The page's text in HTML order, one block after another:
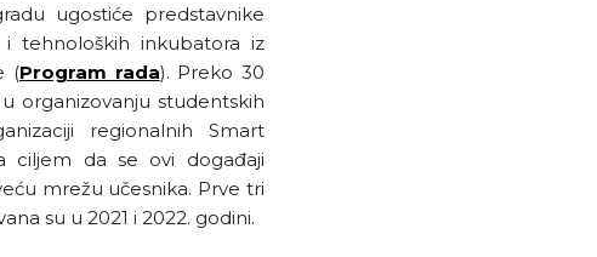
ugostiće predstavnike
tehnoloških inkubatora iz
(Program rada). Preko 30
organizovanju studentskih
regionalnih Smart
ciljem da se ovi događaji
mrežu učesnika. Prve tri
su u 2021 i 2022. godini.